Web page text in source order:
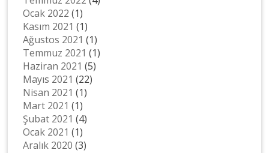
Ocak 2022 (1)
Kasım 2021 (1)
Ağustos 2021 (1)
Temmuz 2021 (1)
Haziran 2021 (5)
Mayıs 2021 (22)
Nisan 2021 (1)
Mart 2021 (1)
Şubat 2021 (4)
Ocak 2021 (1)
Aralık 2020 (3)